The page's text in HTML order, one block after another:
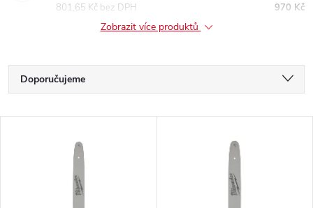
970 Kč
801,65 Kč bez DPH
Zobrazit více produktů
Ř
a
Doporučujeme
Nejprodávanější